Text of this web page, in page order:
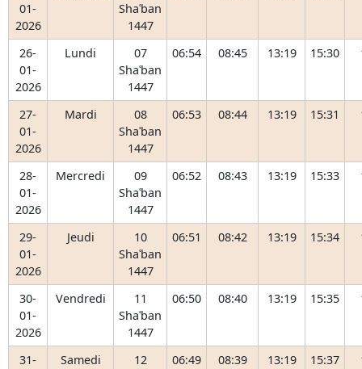
01-
2026
Shaʿban
1447
26-
01-
2026
Lundi
07
Shaʿban
1447
06:54 08:45 13:19 15:30
27-
01-
2026
Mardi
08
Shaʿban
1447
06:53 08:44 13:19 15:31
28-
01-
2026
Mercredi
09
Shaʿban
1447
06:52 08:43 13:19 15:33
29-
01-
2026
Jeudi
10
Shaʿban
1447
06:51 08:42 13:19 15:34
30-
01-
2026
Vendredi
11
Shaʿban
1447
06:50 08:40 13:19 15:35
31- Samedi 12 06:49 08:39 13:19 15:37